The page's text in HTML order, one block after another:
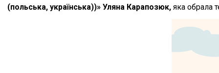
(польська, українська))» Уляна Карапозюк, яка обрала